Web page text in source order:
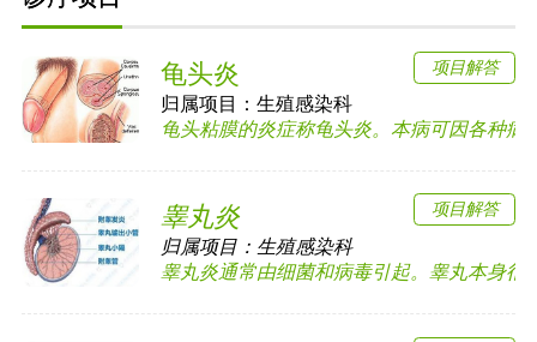
龟头炎
归属项目：生殖感染科
龟头粘膜的炎症称龟头炎。本病可因各种病
项目解答
睾丸炎
归属项目： 生殖感染科
睾丸炎通常由细菌和病毒引起。睾丸本身很
项目解答